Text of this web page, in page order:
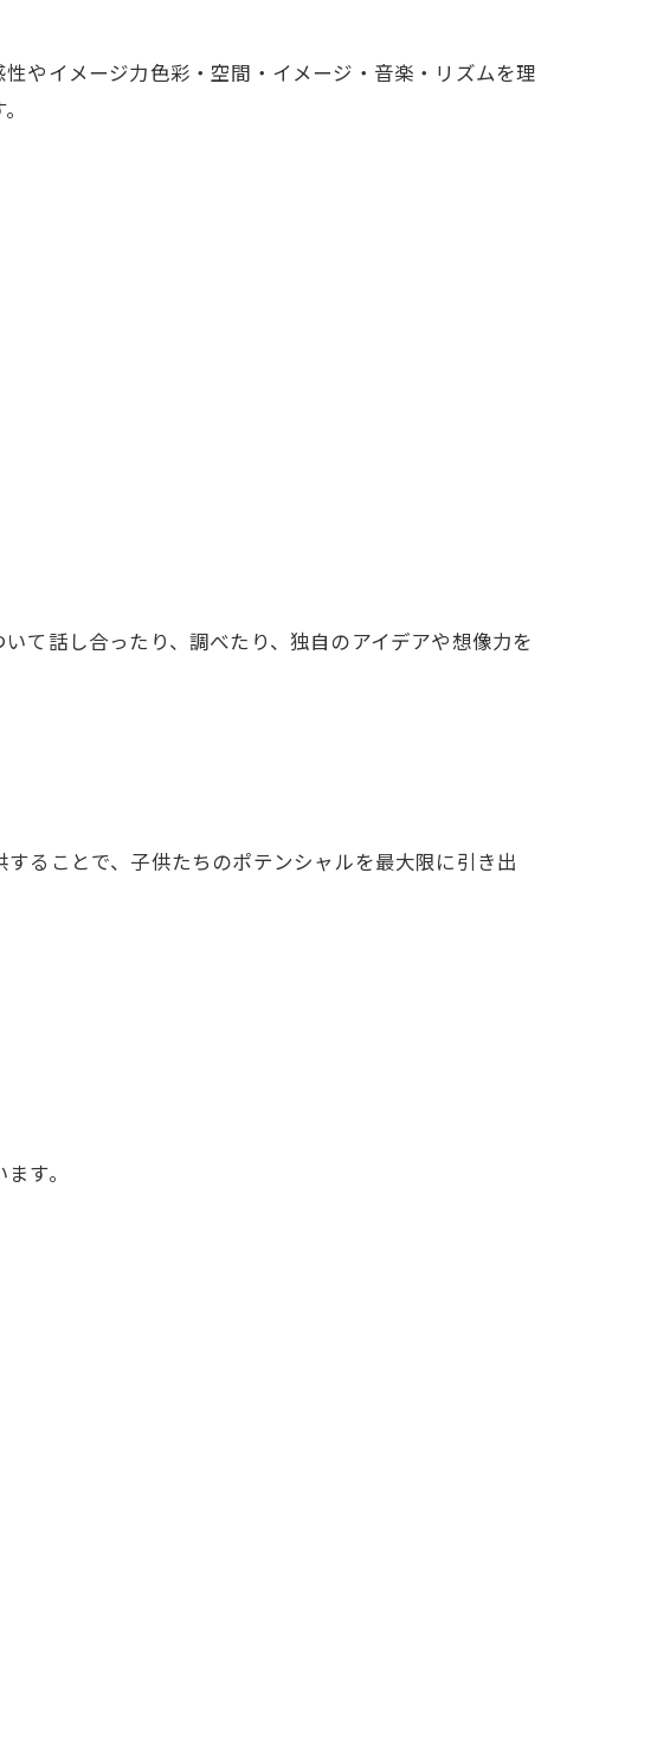
やイメージ力色彩・空間・イメージ・音楽・リズムを理
て話し合ったり、調べたり、独自のアイデアや想像力を
ることで、子供たちのポテンシャルを最大限に引き出
す。